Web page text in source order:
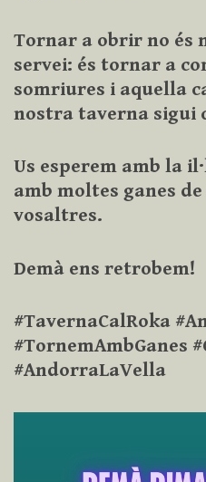
Tornar a obrir no és
servei: és tornar a
somriures i aquella
nostra taverna sigui
Us esperem amb la
amb moltes ganes
vosaltres.
Demà ens retrobem!
#TavernaCalRoka
#TornemAmbGanes
#AndorraLaVella